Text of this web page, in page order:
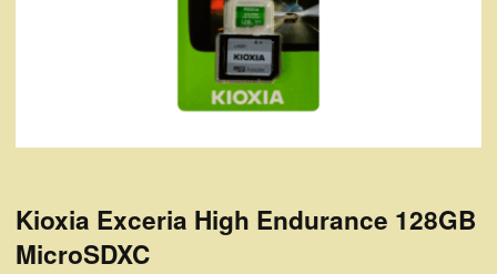
Kioxia Exceria High Endurance 128GB
MicroSDXC